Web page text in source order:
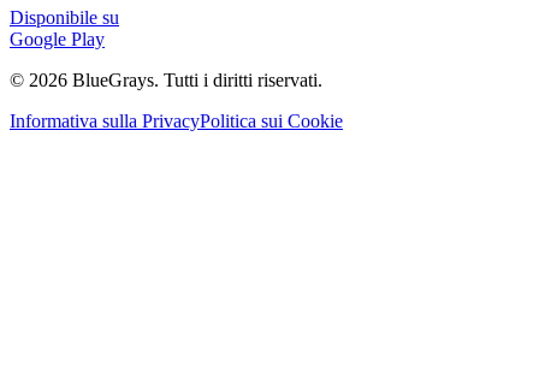
Disponibile su
Google Play
© 2026 BlueGrays. Tutti i diritti riservati.
Informativa sulla PrivacyPolitica sui Cookie